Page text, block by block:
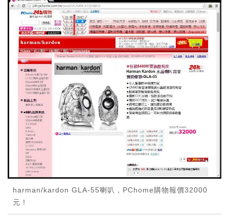
harman/kardon GLA-55喇叭，PChome購物報價32000
元！